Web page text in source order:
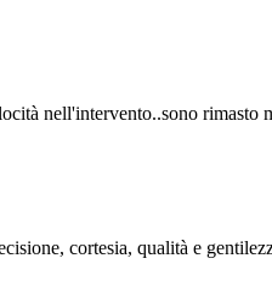
nell'intervento..sono rimasto
cortesia, qualità e